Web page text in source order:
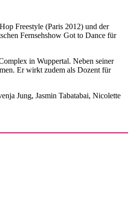
Freestyle (Paris 2012) und der
Fernsehshow Got to Dance für
in Wuppertal. Neben seiner
Er wirkt zudem als Dozent für
Jung, Jasmin Tabatabai, Nicolette